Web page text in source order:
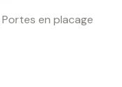
Portes en placage